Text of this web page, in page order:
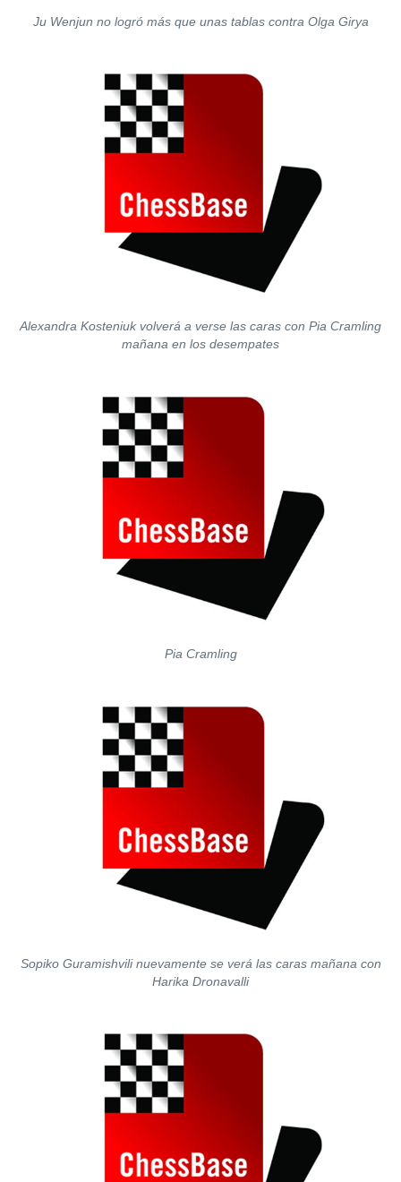
Ju Wenjun no logró más que unas tablas contra Olga Girya
Alexandra Kosteniuk volverá a verse las caras con Pia Cramling
mañana en los desempates
Pia Cramling
Sopiko Guramishvili nuevamente se verá las caras mañana con
Harika Dronavalli